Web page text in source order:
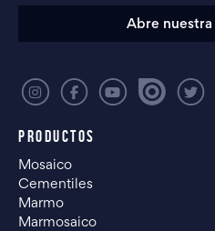
PRODUCTOS
Mosaico
Cementiles
Marmo
Marmosaico
Abre nuestra